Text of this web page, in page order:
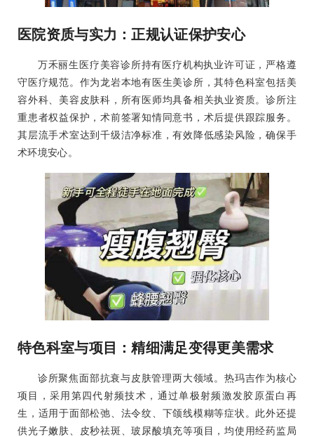
医院资质与实力：正规认证保护安心
万禾丽生医疗美容诊所持有医疗机构执业许可证，严格遵
守医疗规范。作为龙岩本地有医生美诊所，其特色科室包括美
容外科、美容皮肤科，所有医师均具备相关执业资质。诊所注
重患者权益保护，术前签署知情同意书，术后提供跟踪服务。
其层流手术室达到千级洁净标准，有效降低感染风险，确保手
术环境安心。
特色科室与项目：精细满足变得更美需求
诊所聚焦面部抗衰与皮肤管理两大领域。热玛吉作为核心
项目，采用第四代射频技术，通过单极射频激发胶原蛋白再
生，适用于面部松弛、法令纹、下颌线模糊等症状。此外还提
供光子嫩肤、皮秒祛斑、玻尿酸填充等项目，均使用经药监局